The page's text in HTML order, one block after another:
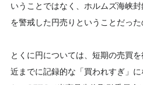
いうことではなく、ホルムズ海峡
を警戒した円売りということだった
とくに円については、短期の売買
近までに記録的な「買われすぎ」